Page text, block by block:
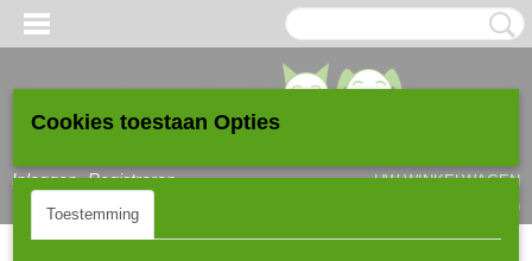
Inloggen Registreren
UW WINKELWAGEN
(0)
Cookies toestaan Opties
Toestemming